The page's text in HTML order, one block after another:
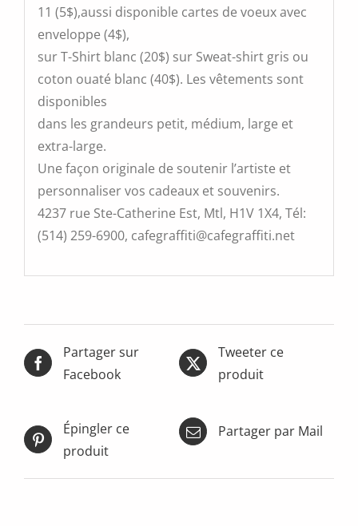
11 (5$),aussi disponible cartes de voeux avec
enveloppe (4$),
sur T-Shirt blanc (20$) sur Sweat-shirt gris ou
coton ouaté blanc (40$). Les vêtements sont
disponibles
dans les grandeurs petit, médium, large et
extra-large.
Une façon originale de soutenir l’artiste et
personnaliser vos cadeaux et souvenirs.
4237 rue Ste-Catherine Est, Mtl, H1V 1X4, Tél:
(514) 259-6900, cafegraffiti@cafegraffiti.net
Partager sur
Facebook
Tweeter ce
produit
Épingler ce
produit
Partager par Mail